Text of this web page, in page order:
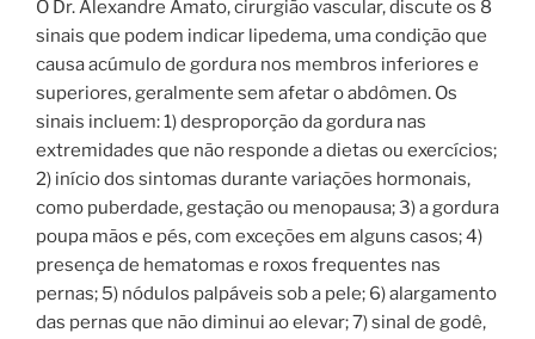
O Dr. Alexandre Amato, cirurgião vascular, discute os 8
sinais que podem indicar lipedema, uma condição que
causa acúmulo de gordura nos membros inferiores e
superiores, geralmente sem afetar o abdômen. Os
sinais incluem: 1) desproporção da gordura nas
extremidades que não responde a dietas ou exercícios;
2) início dos sintomas durante variações hormonais,
como puberdade, gestação ou menopausa; 3) a gordura
poupa mãos e pés, com exceções em alguns casos; 4)
presença de hematomas e roxos frequentes nas
pernas; 5) nódulos palpáveis sob a pele; 6) alargamento
das pernas que não diminui ao elevar; 7) sinal de godê,